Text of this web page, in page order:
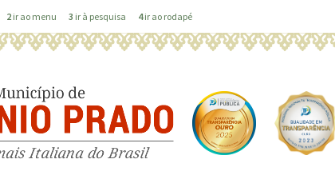
2 ir ao menu 3 ir à pesquisa 4ir ao rodapé